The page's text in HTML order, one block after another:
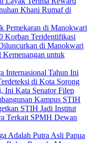
Khani Rumaf di
Pemekaran di Manokwari
Korban Teridentifikasi
di Manokwari
untuk
Internasional Tahun Ini
di Kota Sorong
Ini Kata Senator Filep
Kampus STIH
STIH Jadi Institut
Terkait SPMH Dewan
Adalah Putra Asli Papua